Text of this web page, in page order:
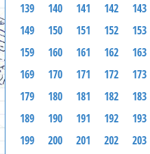
139
140 141 142 143
149
150 151 152 153
159
160 161 162 163
169
170 171 172 173
179
180 181 182 183
189
190 191 192 193
199
200 201 202 203